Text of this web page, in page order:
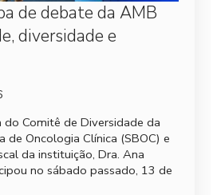
de debate da AMB
diversidade e
Comitê de Diversidade da
de Oncologia Clínica (SBOC) e
da instituição, Dra. Ana
no sábado passado, 13 de